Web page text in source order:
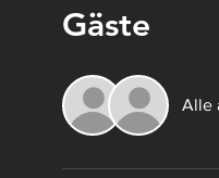
Gäste
Alle